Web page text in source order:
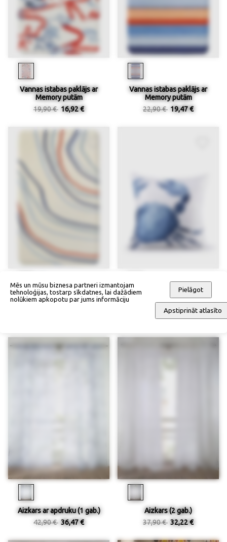
Vannas istabas paklājs ar
Memory putām
19,90 € 16,92 €
Vannas istabas paklājs ar
Memory putām
22,90 € 19,47 €
Vannas istabas paklājs ar
Spilvena pārvalks
28,90 € 24,57 €
Aizkars ar apdruku (1 gab.)
42,90 € 36,47 €
Aizkars (2 gab.)
37,90 € 32,22 €
Mēs un mūsu biznesa partneri izmantojam
tehnoloģijas, tostarp sīkdatnes, lai dažādiem
nolūkiem apkopotu par jums informāciju
Pielāgot
Apstiprināt atlasīto